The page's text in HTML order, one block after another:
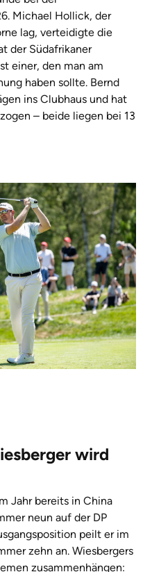
Michael Hollick, der
lag, verteidigte die
der Südafrikaner
einer, den man am
haben sollte. Bernd
ins Clubhaus und hat
– beide liegen bei 13
wird
Jahr bereits in China
neun auf der DP
peilt er im
zehn an. Wiesbergers
zusammenhängen: